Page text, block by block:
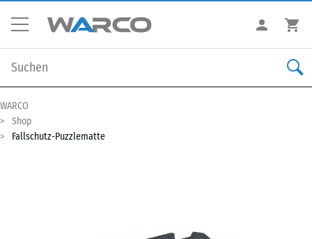
WARCO
Shop
Fallschutz-Puzzlematte